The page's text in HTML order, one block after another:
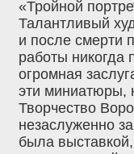
«Тройной
Талантливый
и после смерти
работы никогда
огромная
эти миниатюры,
Творчество
незаслуженно
была